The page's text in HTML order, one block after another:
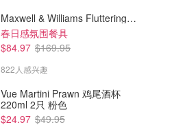
Maxwell & Williams Fluttering Meadow 12件餐具套装
春日感氛围餐具
$84.97 $169.95
822人感兴趣
Vue Martini Prawn 鸡尾酒杯
220ml 2只 粉色
$24.97 $49.95